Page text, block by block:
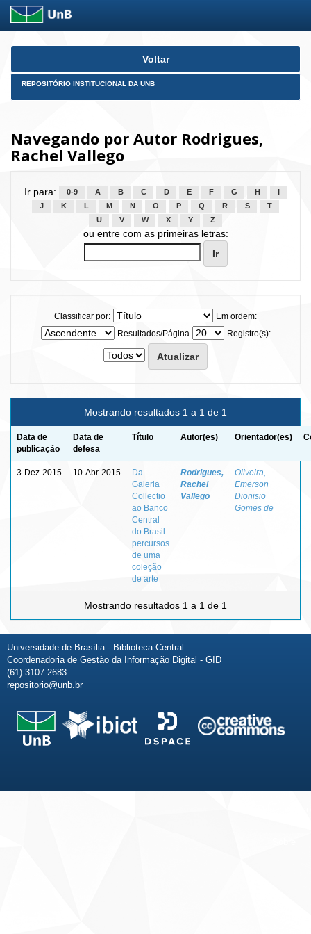
Skip
Voltar
REPOSITÓRIO INSTITUCIONAL DA UNB
Navegando por Autor Rodrigues,
Rachel Vallego
Ir para: 0-9 A B C D E F G H
J
K L M N O P Q R S
T
U
V W X Y Z
ou entre com as primeiras letras:
Classificar por:
Em ordem:
Resultados/Página
Registro(s):
Mostrando resultados 1 a 1 de 1
Data de
publicação
Data de
defesa
Título Autor(es) Orientador(es)
3-Dez-2015 10-Abr-2015
Da
Galeria
Collectio
ao Banco
Central
do Brasil :
percursos
de uma
coleção
de arte
Rodrigues,
Rachel
Vallego
Oliveira,
Emerson
Dionisio
Gomes de
-
Mostrando resultados 1 a 1 de 1
Universidade de Brasília - Biblioteca Central
Coordenadoria de Gestão da Informação Digital - GID
(61) 3107-2683
repositorio@unb.br